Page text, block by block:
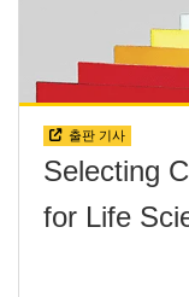
출판 기사
Selecting
for Life